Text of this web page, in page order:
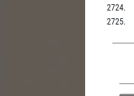
2724.
2725.